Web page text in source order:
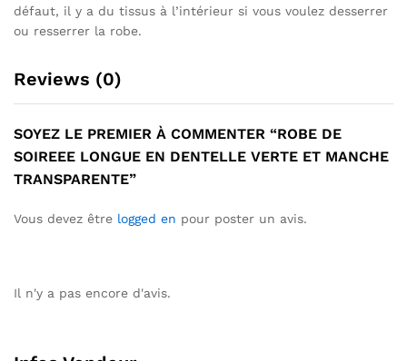
défaut, il y a du tissus à l’intérieur si vous voulez desserrer
ou resserrer la robe.
Reviews (0)
SOYEZ LE PREMIER À COMMENTER “ROBE DE
SOIREEE LONGUE EN DENTELLE VERTE ET MANCHE
TRANSPARENTE”
Vous devez être logged en pour poster un avis.
Il n'y a pas encore d'avis.